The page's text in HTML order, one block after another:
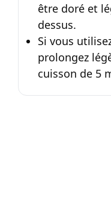
être doré et
dessus.
Si vous
prolongez
cuisson de 5